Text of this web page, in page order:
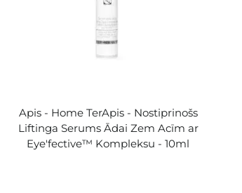
Apis - Home TerApis - Nostiprinošs
Liftinga Serums Ādai Zem Acīm ar
Eye'fective™ Kompleksu - 10ml